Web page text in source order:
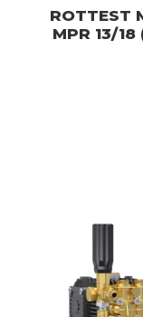
ROTTEST
MPR 13/